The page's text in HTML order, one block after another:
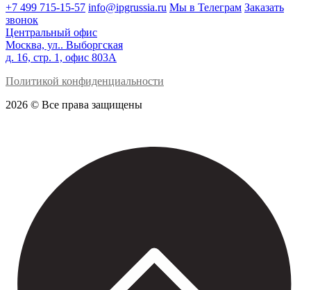
+7 499 715-15-57 info@ipgrussia.ru Мы в Телеграм Заказать
звонок
Центральный офис
Москва, ул.. Выборгская
д. 16, стр. 1, офис 803А
Политикой конфиденциальности
2026 © Все права защищены